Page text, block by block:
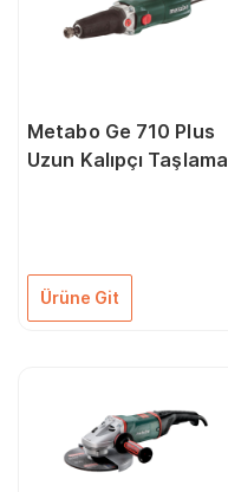
Metabo Ge 710 Plus
Uzun Kalıpçı Taşlama
Ürüne Git